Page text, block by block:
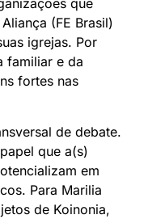
(FE Brasil)
igrejas. Por
familiar e da
fortes nas
de debate.
que a(s)
em
Para Marilia
de Koinonia,